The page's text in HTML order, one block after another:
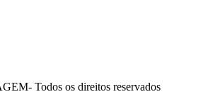
Todos os direitos reservados